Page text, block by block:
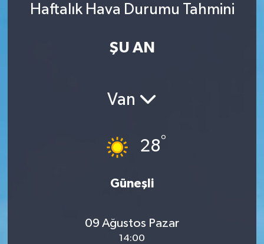
Haftalık Hava Durumu Tahmini
ŞU AN
Van
28°
Güneşli
09 Ağustos Pazar
14:00
Ekonomi
Haber Arşivi